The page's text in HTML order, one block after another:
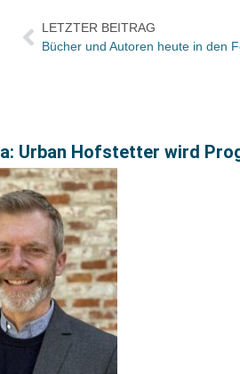
LETZTER BEITRAG
Urban Hofstetter wird